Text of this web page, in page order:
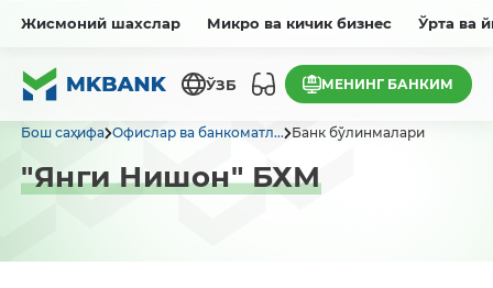
Жисмоний шахслар Микро ва кичик бизнес Ўрта ва
ЎЗБ МЕНИНГ БАНКИМ
Бош саҳифа Офислар ва банкоматл... Банк бўлинмалари
"Янги Нишон" БХМ